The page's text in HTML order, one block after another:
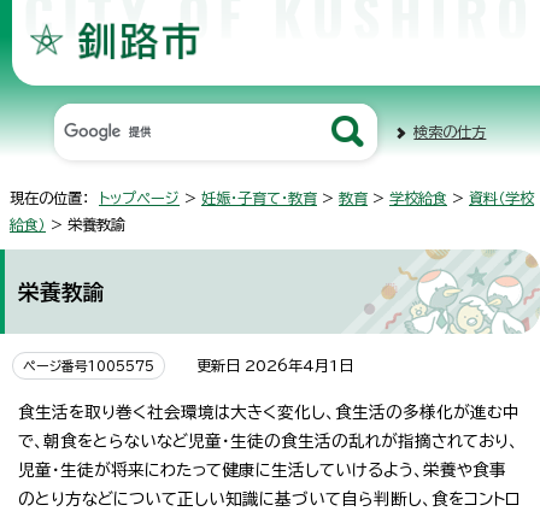
検索の仕方
現在の位置： トップページ > 妊娠・子育て・教育 > 教育 > 学校給食 > 資料（学校
給食） > 栄養教諭
栄養教諭
ページ番号1005575 更新日 2026年4月1日
食生活を取り巻く社会環境は大きく変化し、食生活の多様化が進む中
で、朝食をとらないなど児童・生徒の食生活の乱れが指摘されており、
児童・生徒が将来にわたって健康に生活していけるよう、栄養や食事
のとり方などについて正しい知識に基づいて自ら判断し、食をコントロ